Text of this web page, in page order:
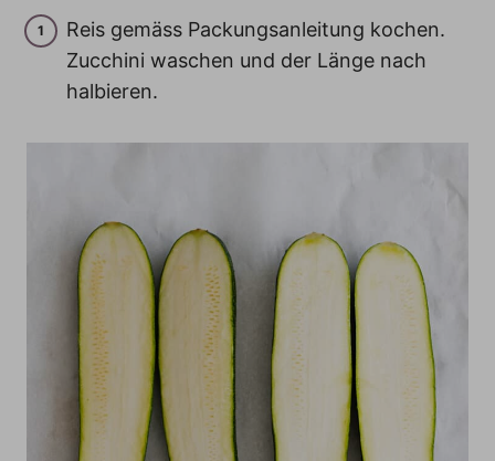
Reis gemäss Packungsanleitung kochen.
Zucchini waschen und der Länge nach
halbieren.